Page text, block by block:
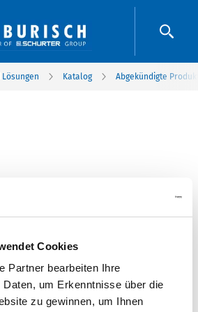
Cookies
Partner bearbeiten Ihre
Daten, um Erkenntnisse über die
zu gewinnen, um Ihnen
Katalog Abgekündigte